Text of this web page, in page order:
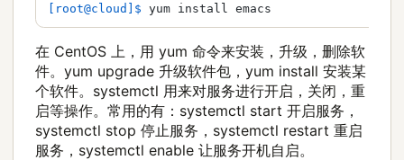
[root@cloud]$ yum install emacs
在 CentOS 上，用 yum 命令来安装，升级，删除软
件。yum upgrade 升级软件包，yum install 安装某
个软件。systemctl 用来对服务进行开启，关闭，重
启等操作。常用的有：systemctl start 开启服务，
systemctl stop 停止服务，systemctl restart 重启
服务，systemctl enable 让服务开机自启。